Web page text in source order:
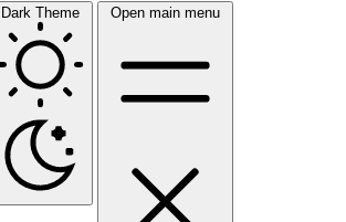
Dark Theme Open main menu